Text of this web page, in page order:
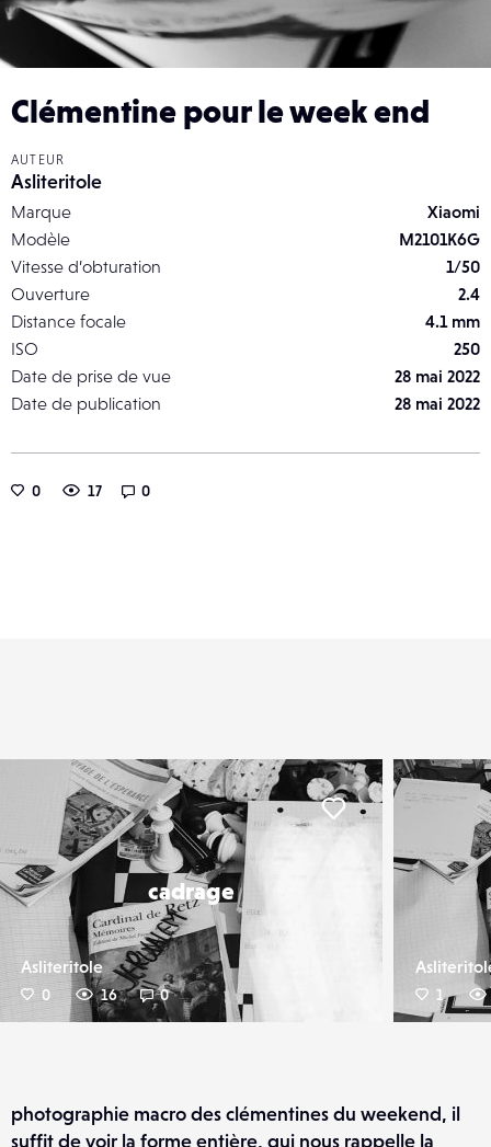
Clémentine pour le week end
AUTEUR
Asliteritole
Marque
Xiaomi
Modèle
M2101K6G
Vitesse d’obturation
1/50
Ouverture
2.4
Distance focale
4.1 mm
ISO
250
Date de prise de vue
28 mai 2022
Date de publication
28 mai 2022
0 17 0
cadrage
Asliteritole
0 16 0
Liker
1
photographie macro des clémentines du weekend, il
suffit de voir la forme entière, qui nous rappelle la